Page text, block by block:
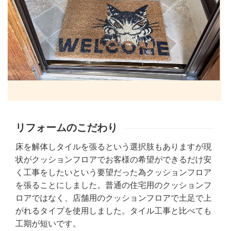
リフォームのこだわり
床を解体しタイルを張るという選択肢もありますが現
状がクッションフロアでお客様の希望ができるだけ安
く工事をしたいという要望だった為クッションフロア
を張ることにしました。普通の住宅用のクッションフ
ロアではなく、店舗用のクッションフロアで土足で上
がれるタイプを使用しました。タイル工事と比べても
工期が短いです。